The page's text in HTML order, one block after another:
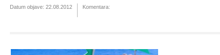
Datum objave: 22.08.2012 Komentara: